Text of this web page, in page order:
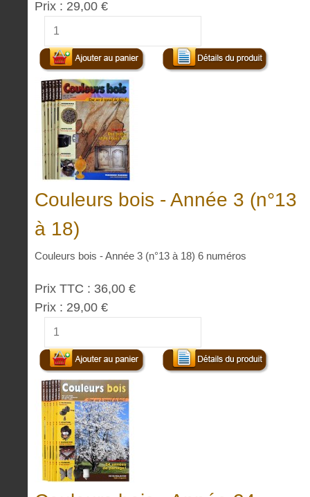
Prix : 29,00 €
Couleurs bois - Année 3 (n°13
à 18)
Couleurs bois - Année 3 (n°13 à 18) 6 numéros
Prix TTC : 36,00 €
Prix : 29,00 €